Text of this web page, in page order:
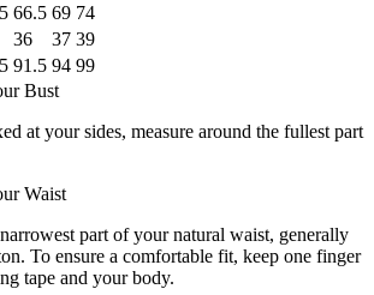
66.5 69 74
36 37 39
91.5 94 99
Bust
at your sides, measure around the fullest part
Waist
part of your natural waist, generally
To ensure a comfortable fit, keep one finger
tape and your body.